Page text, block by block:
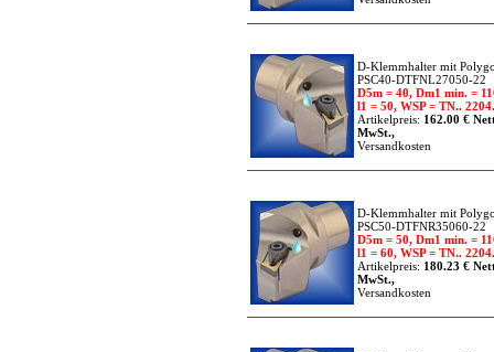
D-Klemmhalter mit
PSC40-DTFNL27050-22
D5m = 40, Dm1 min. =
l1 = 50, WSP = TN..
Artikelpreis: 162.00 €
MwSt.,
Versandkosten
D-Klemmhalter mit
PSC50-DTFNR35060-22
D5m = 50, Dm1 min. =
l1 = 60, WSP = TN..
Artikelpreis: 180.23 €
MwSt.,
Versandkosten